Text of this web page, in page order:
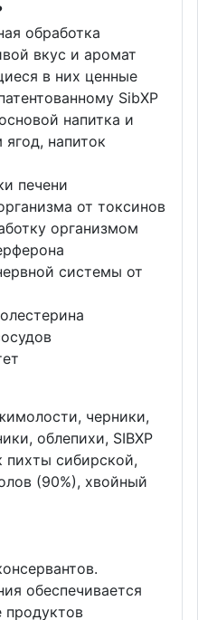
обработка
вкус и аромат
в них ценные
SibXP
напитка и
напиток
печени
от токсинов
организмом
системы от
черники,
облепихи, SIBXP
пихты сибирской,
(90%), хвойный
обеспечивается
продуктов